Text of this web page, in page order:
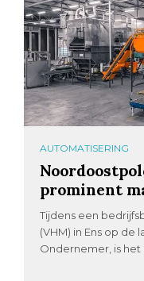
AUTOMATISERING
prominent
Tijdens een
(VHM) in Ens op de
Ondernemer, is het